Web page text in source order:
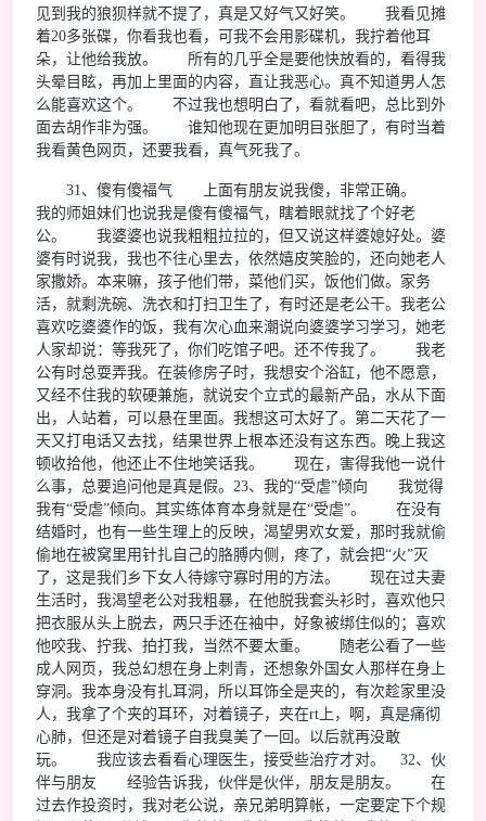
见到我的狼狈样就不提了，真是又好气又好笑。 我看见摊
着20多张碟，你看我也看，可我不会用影碟机，我拧着他耳
朵，让他给我放。 所有的几乎全是要他快放看的，看得我
头晕目眩，再加上里面的内容，直让我恶心。真不知道男人怎
么能喜欢这个。 不过我也想明白了，看就看吧，总比到外
面去胡作非为强。 谁知他现在更加明目张胆了，有时当着
我看黄色网页，还要我看，真气死我了。
31、傻有傻福气 上面有朋友说我傻，非常正确。
我的师姐妹们也说我是傻有傻福气，瞎着眼就找了个好老
公。 我婆婆也说我粗粗拉拉的，但又说这样婆媳好处。婆
婆有时说我，我也不往心里去，依然嬉皮笑脸的，还向她老人
家撒娇。本来嘛，孩子他们带，菜他们买，饭他们做。家务
活，就剩洗碗、洗衣和打扫卫生了，有时还是老公干。我老公
喜欢吃婆婆作的饭，我有次心血来潮说向婆婆学习学习，她老
人家却说：等我死了，你们吃馆子吧。还不传我了。 我老
公有时总耍弄我。在装修房子时，我想安个浴缸，他不愿意，
又经不住我的软硬兼施，就说安个立式的最新产品，水从下面
出，人站着，可以悬在里面。我想这可太好了。第二天花了一
天又打电话又去找，结果世界上根本还没有这东西。晚上我这
顿收拾他，他还止不住地笑话我。 现在，害得我他一说什
么事，总要追问他是真是假。23、我的“受虐”倾向 我觉得
我有“受虐”倾向。其实练体育本身就是在“受虐”。 在没有
结婚时，也有一些生理上的反映，渴望男欢女爱，那时我就偷
偷地在被窝里用针扎自己的胳膊内侧，疼了，就会把“火”灭
了，这是我们乡下女人待嫁守寡时用的方法。 现在过夫妻
生活时，我渴望老公对我粗暴，在他脱我套头衫时，喜欢他只
把衣服从头上脱去，两只手还在袖中，好象被绑住似的；喜欢
他咬我、拧我、拍打我，当然不要太重。 随老公看了一些
成人网页，我总幻想在身上刺青，还想象外国女人那样在身上
穿洞。我本身没有扎耳洞，所以耳饰全是夹的，有次趁家里没
人，我拿了个夹的耳环，对着镜子，夹在rt上，啊，真是痛彻
心肺，但还是对着镜子自我臭美了一回。以后就再没敢
玩。 我应该去看看心理医生，接受些治疗才对。 32、伙
伴与朋友 经验告诉我，伙伴是伙伴，朋友是朋友。 在
过去作投资时，我对老公说，亲兄弟明算帐，一定要定下个规